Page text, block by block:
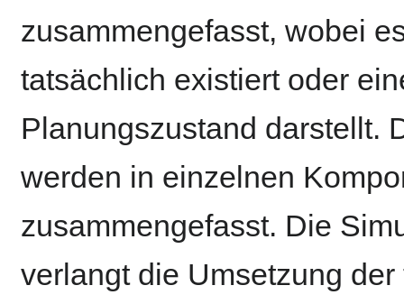
zusammengefasst, wobei
tatsächlich existiert oder
Planungszustand darstellt.
werden in einzelnen
zusammengefasst. Die
verlangt die Umsetzung